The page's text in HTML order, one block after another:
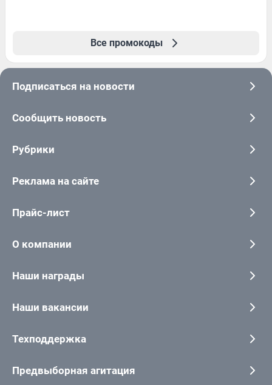
Все промокоды
Подписаться на новости
Сообщить новость
Рубрики
Реклама на сайте
Прайс-лист
О компании
Наши награды
Наши вакансии
Техподдержка
Предвыборная агитация